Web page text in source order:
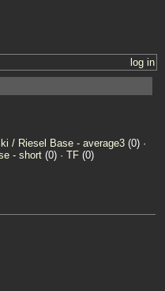
log in
/ Riesel Base - average3(0) ·
- short(0) · TF(0)